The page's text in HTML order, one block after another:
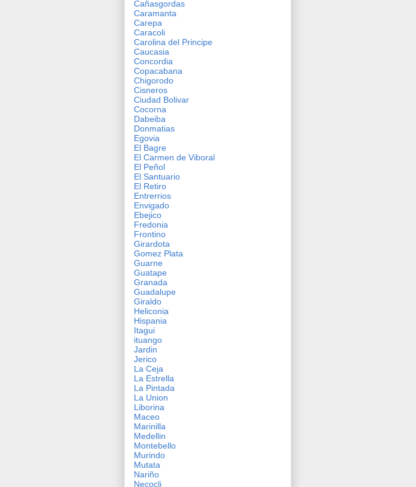
Cañasgordas
Caramanta
Carepa
Caracoli
Carolina del Principe
Caucasia
Concordia
Copacabana
Chigorodo
Cisneros
Ciudad Bolivar
Cocorna
Dabeiba
Donmatias
Egovia
El Bagre‎
El Carmen de Viboral
El Peñol
El Santuario
El Retiro
Entrerrios
Envigado
Ebejico
Fredonia
Frontino
Girardota
Gomez Plata
Guarne
Guatape
Granada
Guadalupe
Giraldo
Heliconia
Hispania
Itagui
ituango
Jardin
Jerico
La Ceja
La Estrella
La Pintada
La Union
Liborina
Maceo
Marinilla
Medellin
Montebello
Murindo
Mutata
Nariño
Necocli